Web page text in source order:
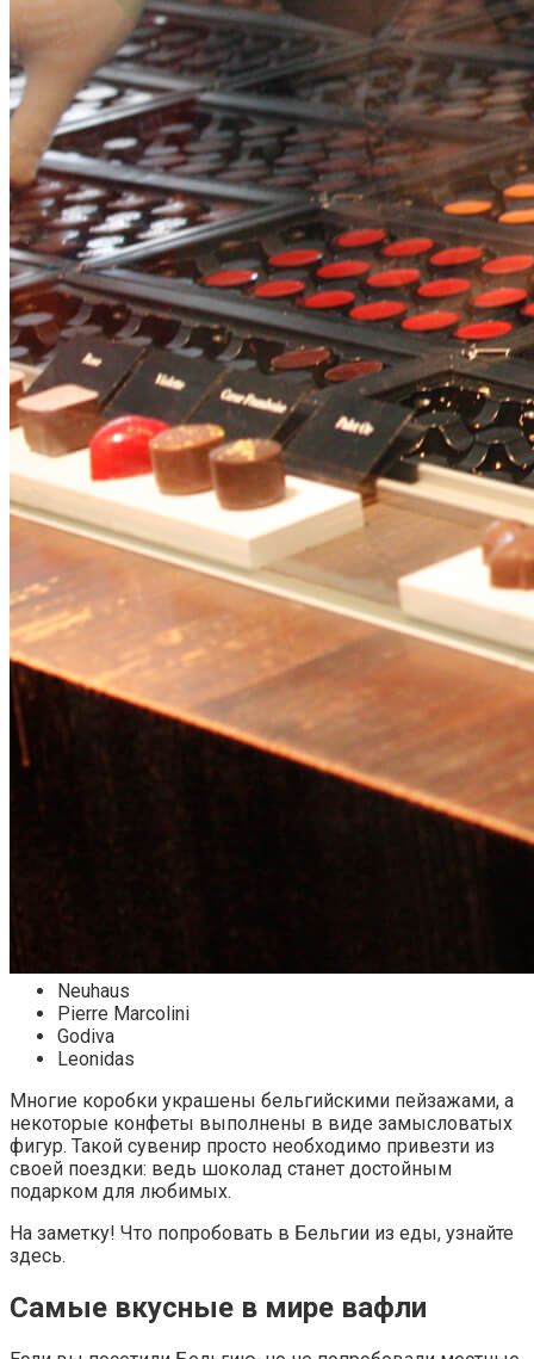
Neuhaus
Pierre Marcolini
Godiva
Leonidas
Многие коробки украшены бельгийскими пейзажами, а
некоторые конфеты выполнены в виде замысловатых
фигур. Такой сувенир просто необходимо привезти из
своей поездки: ведь шоколад станет достойным
подарком для любимых.
На заметку! Что попробовать в Бельгии из еды, узнайте
здесь.
Самые вкусные в мире вафли